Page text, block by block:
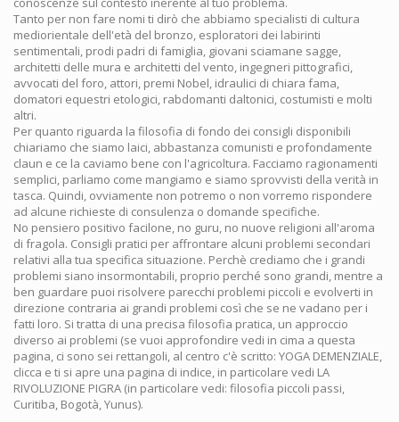
Tanto per non fare nomi ti dirò che abbiamo specialisti di cultura
mediorientale dell'età del bronzo, esploratori dei labirinti
sentimentali, prodi padri di famiglia, giovani sciamane sagge,
architetti delle mura e architetti del vento, ingegneri pittografici,
avvocati del foro, attori, premi Nobel, idraulici di chiara fama,
domatori equestri etologici, rabdomanti daltonici, costumisti e molti
altri.
Per quanto riguarda la filosofia di fondo dei consigli disponibili
chiariamo che siamo laici, abbastanza comunisti e profondamente
claun e ce la caviamo bene con l'agricoltura. Facciamo ragionamenti
semplici, parliamo come mangiamo e siamo sprovvisti della verità in
tasca. Quindi, ovviamente non potremo o non vorremo rispondere
ad alcune richieste di consulenza o domande specifiche.
No pensiero positivo facilone, no guru, no nuove religioni all'aroma
di fragola. Consigli pratici per affrontare alcuni problemi secondari
relativi alla tua specifica situazione. Perchè crediamo che i grandi
problemi siano insormontabili, proprio perché sono grandi, mentre a
ben guardare puoi risolvere parecchi problemi piccoli e evolverti in
direzione contraria ai grandi problemi così che se ne vadano per i
fatti loro. Si tratta di una precisa filosofia pratica, un approccio
diverso ai problemi (se vuoi approfondire vedi in cima a questa
pagina, ci sono sei rettangoli, al centro c'è scritto: YOGA DEMENZIALE,
clicca e ti si apre una pagina di indice, in particolare vedi LA
RIVOLUZIONE PIGRA (in particolare vedi: filosofia piccoli passi,
Curitiba, Bogotà, Yunus).